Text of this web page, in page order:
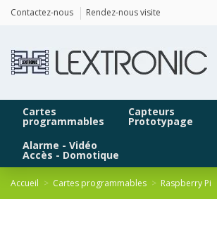
Contactez-nous Rendez-nous visite
Cartes
programmables
Capteurs
Prototypage
Alarme - Vidéo
Accès - Domotique
Accueil Cartes programmables Raspberry Pi
Panneau de gestion des cookies